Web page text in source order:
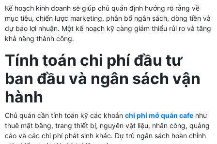
Kế hoạch kinh doanh sẽ giúp chủ quán định hướng rõ ràng về
mục tiêu, chiến lược marketing, phân bổ ngân sách, dòng tiền và
dự báo lợi nhuận. Một kế hoạch kỹ càng giảm thiểu rủi ro và tăng
khả năng thành công.
Tính toán chi phí đầu tư
ban đầu và ngân sách vận
hành
Chủ quán cần tính toán kỹ các khoản chi phí mở quán cafe như
thuê mặt bằng, trang thiết bị, nguyên vật liệu, nhân công, quảng
cáo và các chi phí phát sinh khác. Dự trù ngân sách hoàn chỉnh